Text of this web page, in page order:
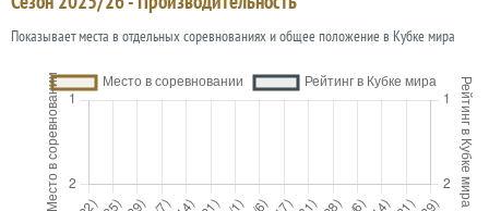
Показывает места в отдельных соревнованиях и общее положение в Кубке мира